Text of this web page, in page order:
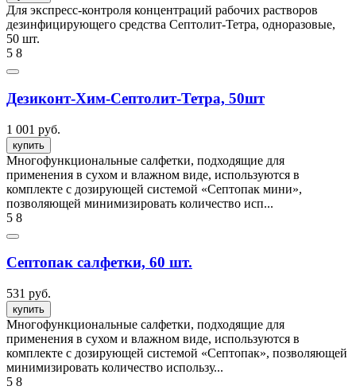
Для экспресс-контроля концентраций рабочих растворов
дезинфицирующего средства Септолит-Тетра, одноразовые,
50 шт.
5 8
Дезиконт-Хим-Септолит-Тетра, 50шт
1 001 руб.
купить
Многофункциональные салфетки, подходящие для
применения в сухом и влажном виде, используются в
комплекте с дозирующей системой «Септопак мини»,
позволяющей минимизировать количество исп...
5 8
Септопак салфетки, 60 шт.
531 руб.
купить
Многофункциональные салфетки, подходящие для
применения в сухом и влажном виде, используются в
комплекте с дозирующей системой «Септопак», позволяющей
минимизировать количество использу...
5 8